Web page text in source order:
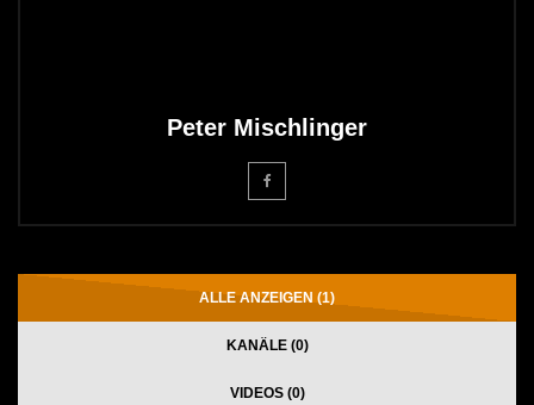
Peter Mischlinger
ALLE ANZEIGEN (1)
KANÄLE (0)
VIDEOS (0)